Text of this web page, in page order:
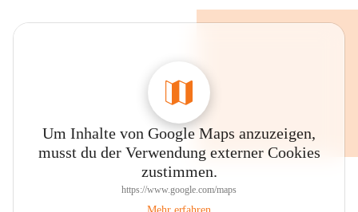
Um Inhalte von Google Maps anzuzeigen,
musst du der Verwendung externer Cookies
zustimmen.
https://www.google.com/maps